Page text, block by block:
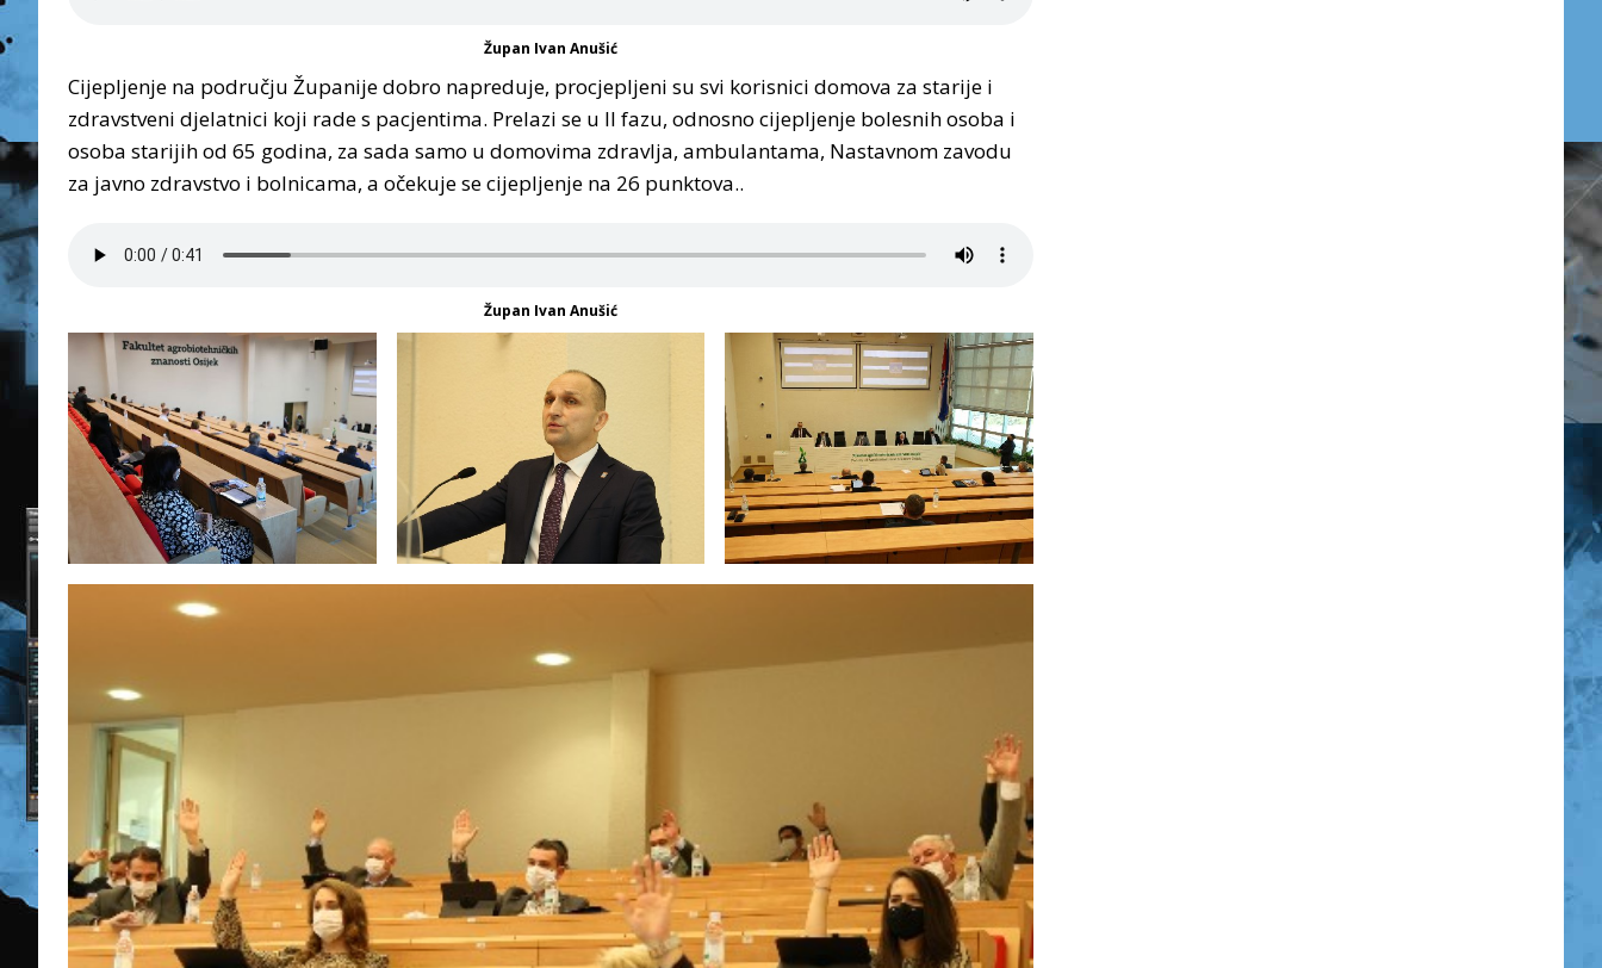
Župan Ivan Anušić
Cijepljenje na području Županije dobro napreduje, procjepljeni su svi korisnici domova za starije i
zdravstveni djelatnici koji rade s pacjentima. Prelazi se u II fazu, odnosno cijepljenje bolesnih osoba i
osoba starijih od 65 godina, za sada samo u domovima zdravlja, ambulantama, Nastavnom zavodu
za javno zdravstvo i bolnicama, a očekuje se cijepljenje na 26 punktova..
Župan Ivan Anušić